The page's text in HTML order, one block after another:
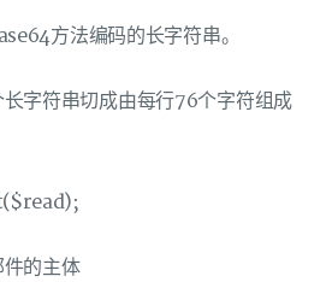
方法编码的长字符串。
字符串切成由每行76个字符组成
的主体